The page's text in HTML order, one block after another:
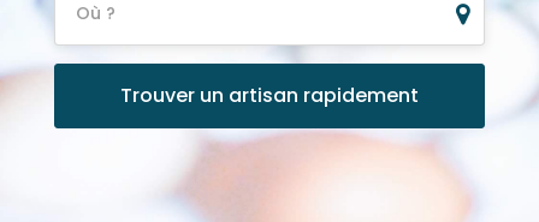
Où ?